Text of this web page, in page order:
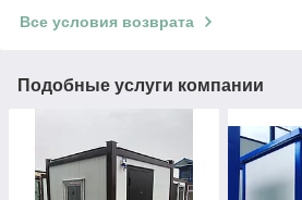
Все условия возврата
Подобные услуги компании